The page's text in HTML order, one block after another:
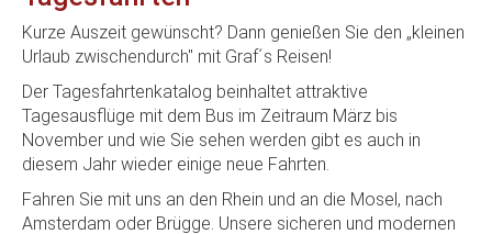
Kurze Auszeit gewünscht? Dann genießen Sie den „kleinen
Urlaub zwischendurch" mit Graf´s Reisen!
Der Tagesfahrtenkatalog beinhaltet attraktive
Tagesausflüge mit dem Bus im Zeitraum März bis
November und wie Sie sehen werden gibt es auch in
diesem Jahr wieder einige neue Fahrten.
Fahren Sie mit uns an den Rhein und an die Mosel, nach
Amsterdam oder Brügge . Unsere sicheren und modernen